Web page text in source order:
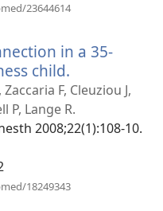
23644614
in a 35-
child.
ახალი
ფანჯარა)
F, Cleuziou J,
P, Lange R.
2008;22(1):108-10.
18249343